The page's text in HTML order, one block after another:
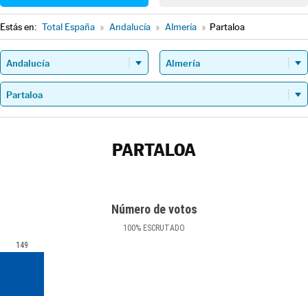
Estás en: Total España » Andalucía » Almería » Partaloa
PARTALOA
Número de votos
100% ESCRUTADO
149